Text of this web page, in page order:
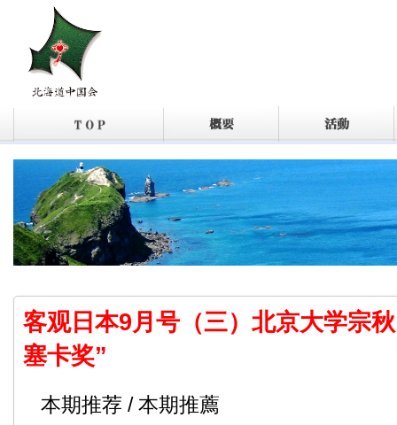
客观日本9月号（三）北京大学宗
塞卡奖”
本期推荐 / 本期推薦